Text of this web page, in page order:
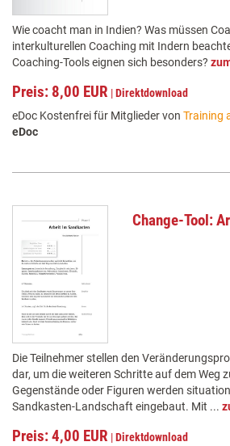
Wie coacht man in Indien? Was müssen
interkulturellen Coaching mit Indern
Coaching-Tools eignen sich besonders?
Preis: 8,00 EUR |Direktdownload
eDoc Kostenfrei für Mitglieder von Training
eDoc
Change-Tool:
Die Teilnehmer stellen den
dar, um die weiteren Schritte auf dem Weg
Gegenstände oder Figuren werden
Sandkasten-Landschaft eingebaut. Mit ...
Preis: 4,00 EUR |Direktdownload